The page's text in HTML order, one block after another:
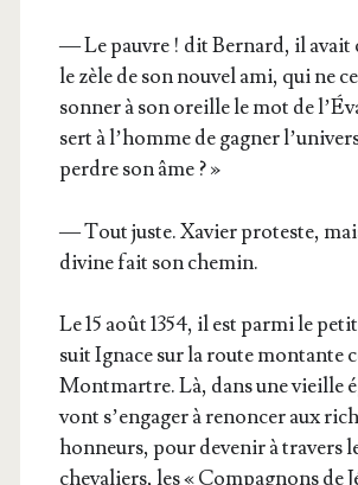
— Le pauvre ! dit Ber­nard, il avait
le zèle de son nou­vel ami, qui ne
son­ner à son oreille le mot de
sert à l’homme de gagner
perdre son âme ? »
— Tout juste. Xavier pro­teste,
divine fait son chemin.
Le 15 août 1354, il est par­mi le
suit Ignace sur la route mon­tante
Mont­martre. Là, dans une vieille
vont s’en­ga­ger à renon­cer aux
hon­neurs, pour deve­nir à tra­vers
che­va­liers, les « Com­pa­gnons de